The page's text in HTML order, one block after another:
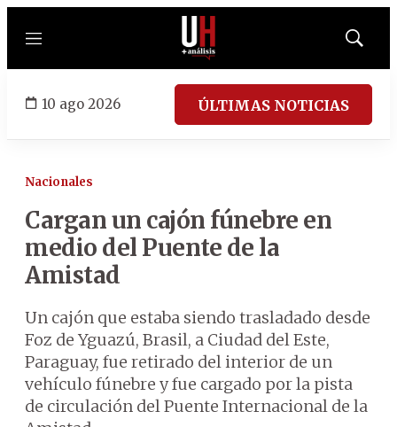
Menú
Mostrar
10 ago 2026 ÚLTIMAS NOTICIAS
Nacionales
Cargan un cajón fúnebre en
medio del Puente de la
Amistad
Un cajón que estaba siendo trasladado desde
Foz de Yguazú, Brasil, a Ciudad del Este,
Paraguay, fue retirado del interior de un
vehículo fúnebre y fue cargado por la pista
de circulación del Puente Internacional de la